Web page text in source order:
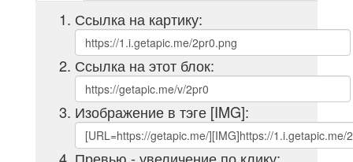
Ссылка на картику:
Ссылка на этот блок:
Изображение в тэге [IMG]: